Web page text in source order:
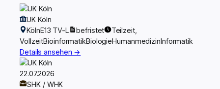
UK Köln
KölnE13 TV-L befristet
Teilzeit,
VollzeitBioinformatikBiologieHumanmedizinInformatik
Details ansehen →
22.07.2026
SHK / WHK